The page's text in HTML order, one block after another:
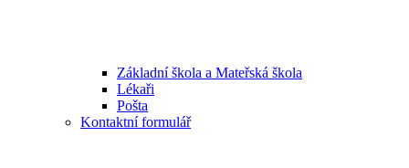
Základní škola a Mateřská škola
Lékaři
Pošta
Kontaktní formulář